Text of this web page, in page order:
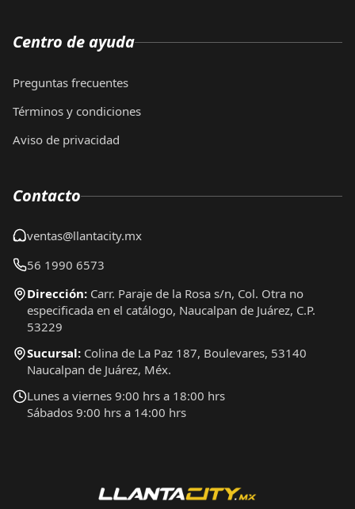
Centro de ayuda
Preguntas frecuentes
Términos y condiciones
Aviso de privacidad
Contacto
ventas@llantacity.mx
56 1990 6573
Dirección: Carr. Paraje de la Rosa s/n, Col. Otra no
especificada en el catálogo, Naucalpan de Juárez, C.P.
53229
Sucursal: Colina de La Paz 187, Boulevares, 53140
Naucalpan de Juárez, Méx.
Lunes a viernes 9:00 hrs a 18:00 hrs
Sábados 9:00 hrs a 14:00 hrs